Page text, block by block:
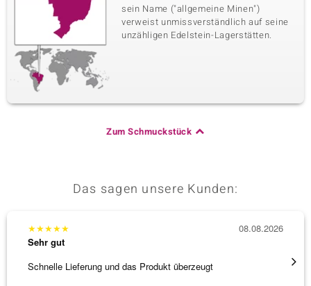
sein Name ("allgemeine Minen")
verweist unmissverständlich auf seine
unzähligen Edelstein-Lagerstätten.
Zum Schmuckstück
Das sagen unsere Kunden:
★★★★★
Sehr gut
Schnelle Lieferung und das Produkt überzeugt
08.08.2026